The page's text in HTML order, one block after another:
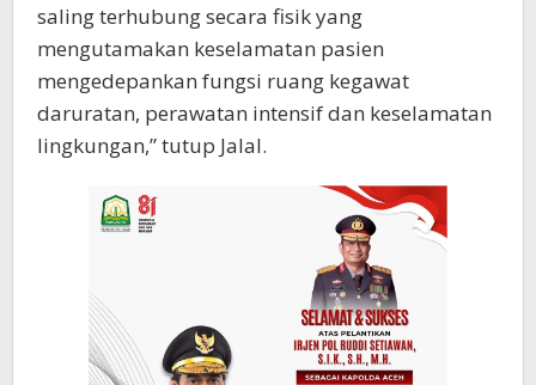
saling terhubung secara fisik yang
mengutamakan keselamatan pasien
mengedepankan fungsi ruang kegawat
daruratan, perawatan intensif dan keselamatan
lingkungan,” tutup Jalal.